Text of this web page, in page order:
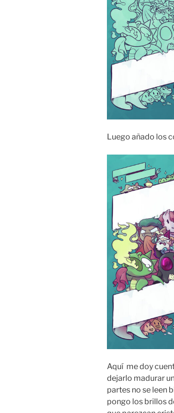
Luego añado los
Aquí me doy
dejarlo madurar
partes no se leen
pongo los brillos